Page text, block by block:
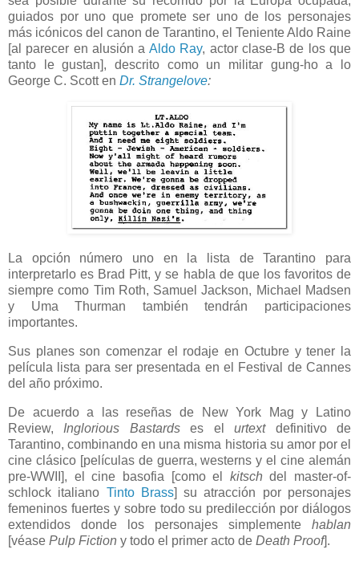
guiados por uno que promete ser uno de los personajes
más icónicos del canon de Tarantino, el Teniente Aldo Raine
[al parecer en alusión a Aldo Ray, actor clase-B de los que
tanto le gustan], descrito como un militar gung-ho a lo
George C. Scott en Dr. Strangelove:
La opción número uno en la lista de Tarantino para
interpretarlo es Brad Pitt, y se habla de que los favoritos de
siempre como Tim Roth, Samuel Jackson, Michael Madsen
y Uma Thurman también tendrán participaciones
importantes.
Sus planes son comenzar el rodaje en Octubre y tener la
película lista para ser presentada en el Festival de Cannes
del año próximo.
De acuerdo a las reseñas de New York Mag y Latino
Review, Inglorious Bastardses elurtextdefinitivo de
Tarantino, combinando en una misma historia su amor por el
cine clásico [películas de guerra, westerns y el cine alemán
pre-WWII], el cine basofia [como el kitsch del master-of-
schlock italiano Tinto Brass] su atracción por personajes
femeninos fuertes y sobre todo su predilección por diálogos
extendidos donde los personajes simplemente hablan
[véase Pulp Fiction y todo el primer acto de Death Proof].